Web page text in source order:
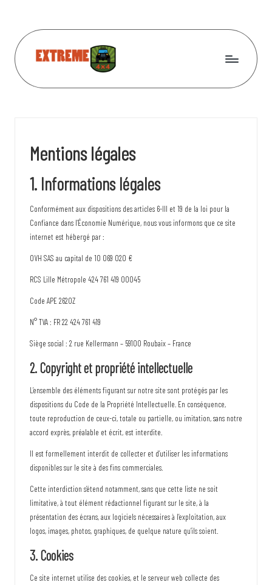
content
L
4
x
4
l
e
s
p
l
u
s
n
c
r
o
y
a
b
l
e
s
autres
Mentions légales
1. Informations légales
Conformément aux dispositions des articles 6-III et 19 de la loi pour la
Confiance dans l’Économie Numérique, nous vous informons que ce site
internet est hébergé par :
OVH SAS au capital de 10 069 020 €
RCS Lille Métropole 424 761 419 00045
Code APE 2620Z
N° TVA : FR 22 424 761 419
Siège social : 2 rue Kellermann – 59100 Roubaix – France
2. Copyright et propriété intellectuelle
L’ensemble des éléments figurant sur notre site sont protégés par les
dispositions du Code de la Propriété Intellectuelle. En conséquence,
toute reproduction de ceux-ci, totale ou partielle, ou imitation, sans notre
accord exprès, préalable et écrit, est interdite.
Il est formellement interdit de collecter et d’utiliser les informations
disponibles sur le site à des fins commerciales.
Cette interdiction s’étend notamment, sans que cette liste ne soit
limitative, à tout élément rédactionnel figurant sur le site, à la
présentation des écrans, aux logiciels nécessaires à l’exploitation, aux
logos, images, photos, graphiques, de quelque nature qu’ils soient.
3. Cookies
Ce site internet utilise des cookies, et le serveur web collecte des